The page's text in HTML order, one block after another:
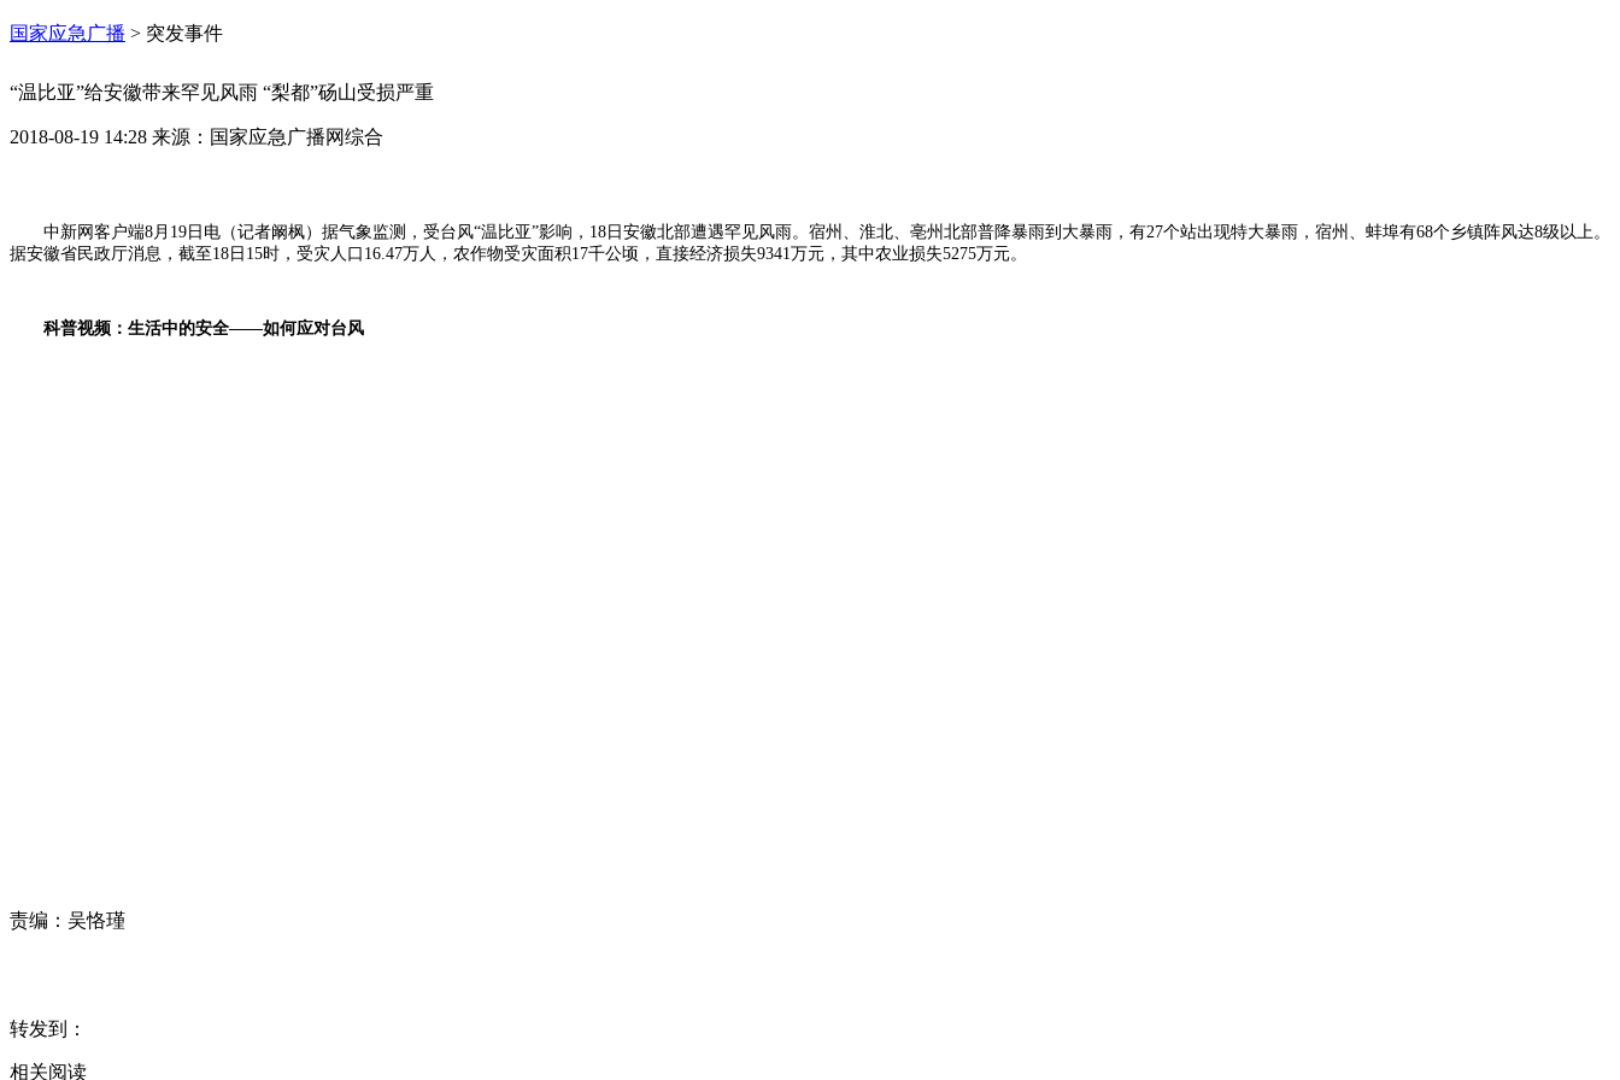
国家应急广播 > 突发事件
“温比亚”给安徽带来罕见风雨 “梨都”砀山受损严重
2018-08-19 14:28 来源： 国家应急广播网综合
中新网客户端8月19日电（记者阚枫）据气象监测，受台风“温比亚”影响，18日安徽北部遭遇罕见风雨。宿州、淮北、亳州北部普降暴雨到大暴雨，有27个站出现特大暴雨，宿州、蚌埠有68个乡镇阵风达8级以上。
据安徽省民政厅消息，截至18日15时，受灾人口16.47万人，农作物受灾面积17千公顷，直接经济损失9341万元，其中农业损失5275万元。
科普视频：生活中的安全——如何应对台风
责编： 吴恪瑾
转发到：
相关阅读